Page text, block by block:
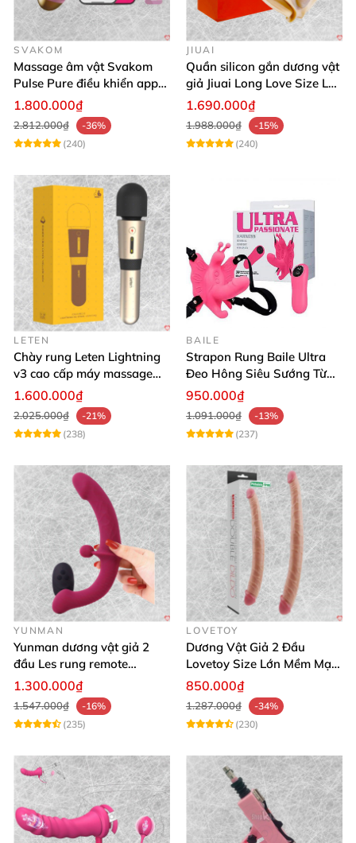
SVAKOM
Massage âm vật Svakom
Pulse Pure điều khiển app
công nghệ sóng âm cao cấp
1.800.000₫
2.812.000₫
-36%
(240)
JIUAI
Quần silicon gắn dương vật
giả Jiuai Long Love Size L
hỗ trợ khoái cảm
1.690.000₫
1.988.000₫
-15%
(240)
LETEN
Chày rung Leten Lightning
v3 cao cấp máy massage
kích thích mạnh
1.600.000₫
2.025.000₫
-21%
(238)
BAILE
Strapon Rung Baile Ultra
Đeo Hông Siêu Sướng Từ
Xa
950.000₫
1.091.000₫
-13%
(237)
YUNMAN
Yunman dương vật giả 2
đầu Les rung remote
silicone mềm mại
1.300.000₫
1.547.000₫
-16%
(235)
LOVETOY
Dương Vật Giả 2 Đầu
Lovetoy Size Lớn Mềm Mại
Uốn Cong Kháng Khuẩn
850.000₫
1.287.000₫
-34%
(230)